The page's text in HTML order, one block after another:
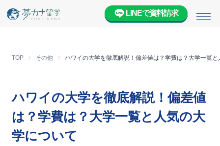
メ
LINEで資料請求
TOP その他 ハワイの大学を徹底解説！偏差値は？学費は？大学一覧
ハワイの大学を徹底解説！偏差値
は？学費は？大学一覧と人気の大
学について